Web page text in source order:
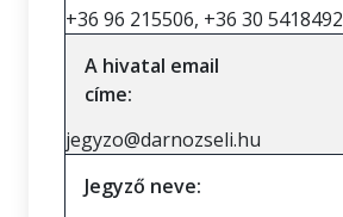
+36 96 215506, +36 30 5418492
A hivatal email
címe:
jegyzo@darnozseli.hu
Jegyző neve: